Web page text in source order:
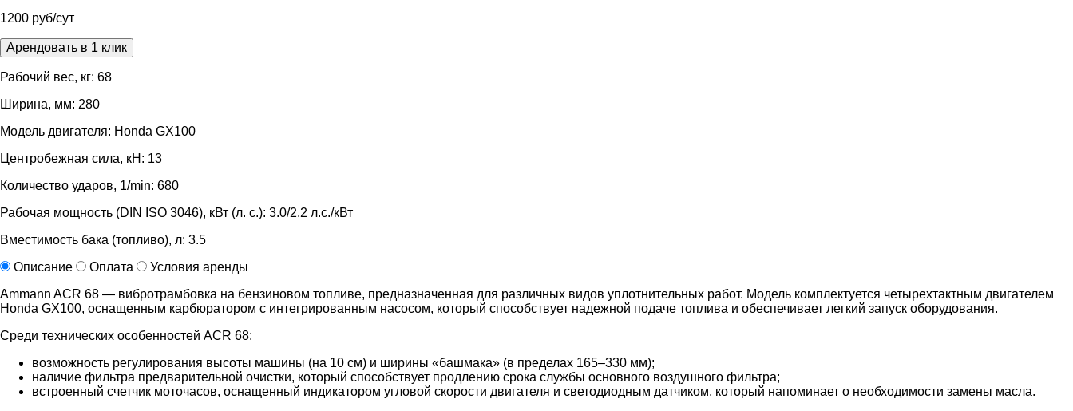
1200 руб/сут
Арендовать в 1 клик
Рабочий вес, кг: 68
Ширина, мм: 280
Модель двигателя: Honda GX100
Центробежная сила, кН: 13
Количество ударов, 1/min: 680
Рабочая мощность (DIN ISO 3046), кВт (л. с.): 3.0/2.2 л.с./кВт
Вместимость бака (топливо), л: 3.5
Описание
Оплата
Условия аренды
Ammann ACR 68 — вибротрамбовка на бензиновом топливе, предназначенная для различных видов уплотнительных работ. Модель комплектуется четырехтактным двигателем
Honda GX100, оснащенным карбюратором с интегрированным насосом, который способствует надежной подаче топлива и обеспечивает легкий запуск оборудования.
Среди технических особенностей ACR 68:
возможность регулирования высоты машины (на 10 см) и ширины «башмака» (в пределах 165–330 мм);
наличие фильтра предварительной очистки, который способствует продлению срока службы основного воздушного фильтра;
встроенный счетчик моточасов, оснащенный индикатором угловой скорости двигателя и светодиодным датчиком, который напоминает о необходимости замены масла.